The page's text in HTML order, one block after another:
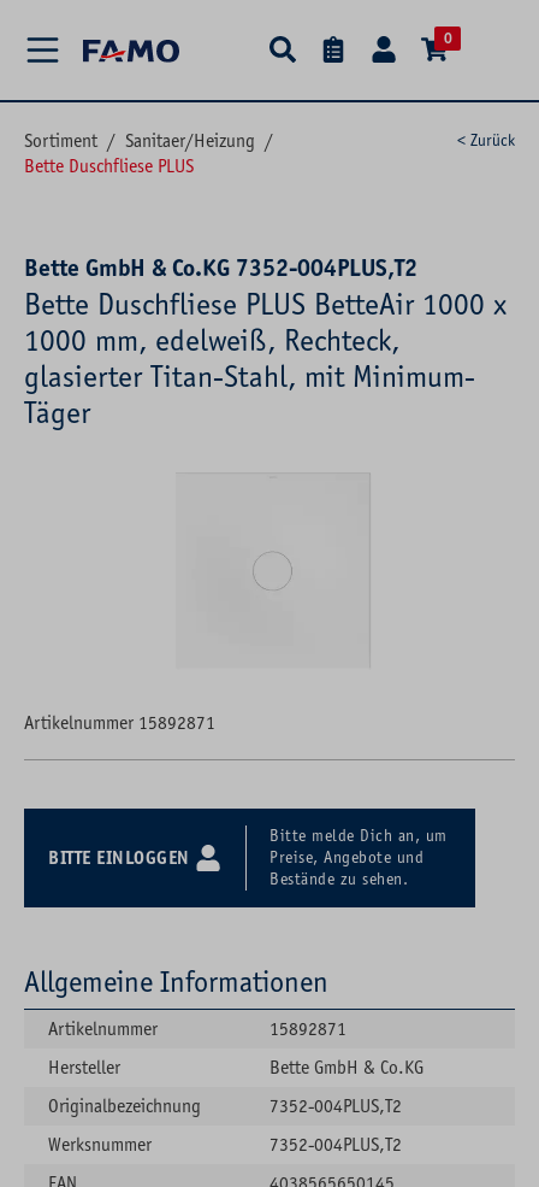
0
Sortiment / Sanitaer/Heizung /
Bette Duschfliese PLUS
< Zurück
Bette GmbH & Co.KG 7352-004PLUS,T2
Bette Duschfliese PLUS BetteAir 1000 x
1000 mm, edelweiß, Rechteck,
glasierter Titan-Stahl, mit Minimum-
Täger
Artikelnummer 15892871
BITTE EINLOGGEN
Bitte melde Dich an, um
Preise, Angebote und
Bestände zu sehen.
Allgemeine Informationen
Artikelnummer
15892871
Hersteller
Bette GmbH & Co.KG
Originalbezeichnung
7352-004PLUS,T2
Werksnummer
7352-004PLUS,T2